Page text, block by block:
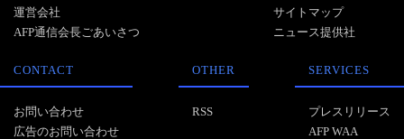
運営会社
AFP通信会長ごあいさつ
サイトマップ
ニュース提供社
CONTACT
お問い合わせ
広告のお問い合わせ
OTHER
RSS
SERVICES
プレスリリース
AFP WAA